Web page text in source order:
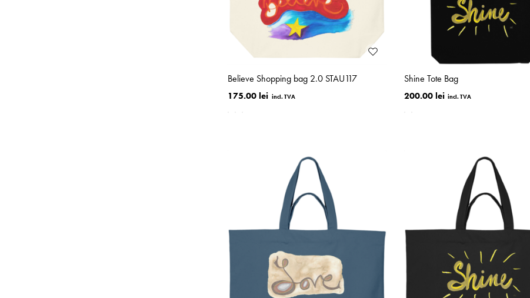
Believe Shopping bag 2.0 STAU117
175.00 lei
Shine Tote Bag
200.00 lei